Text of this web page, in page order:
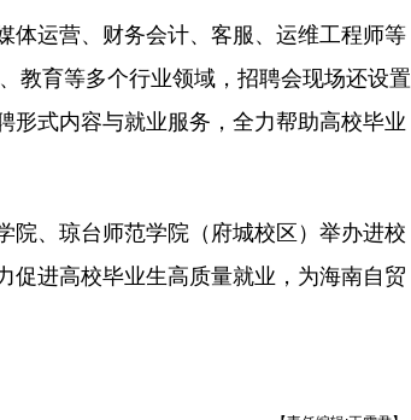
运营、财务会计、客服、运维工程师等
教育等多个行业领域，招聘会现场还设置
形式内容与就业服务，全力帮助高校毕业
、琼台师范学院（府城校区）举办进校
促进高校毕业生高质量就业，为海南自贸